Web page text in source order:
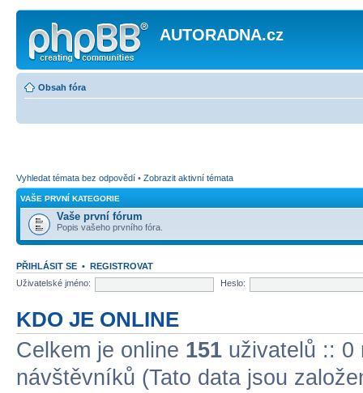
AUTORADNA.cz
Obsah fóra
Vyhledat témata bez odpovědí • Zobrazit aktivní témata
VAŠE PRVNÍ KATEGORIE
Vaše první fórum
Popis vašeho prvního fóra.
PŘIHLÁSIT SE • REGISTROVAT
Uživatelské jméno:
Heslo:
KDO JE ONLINE
Celkem je online 151 uživatelů :: 0
návštěvníků (Tato data jsou